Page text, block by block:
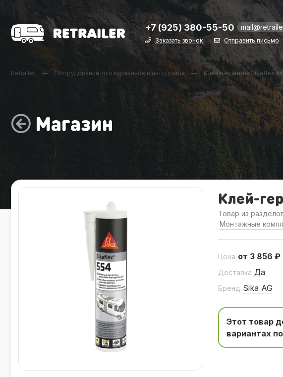
+7 (925) 380-55-50
Заказать звонок Отправить письмо
Retrailer — Оборудование для караванов и автодомов — Клей-герметик Sikaflex
Магазин
Клей-
Товар из
Монтажные
Цена от 3 856 ₽
Доставка Да
Бренд Sika AG
Этот товар
вариантаx